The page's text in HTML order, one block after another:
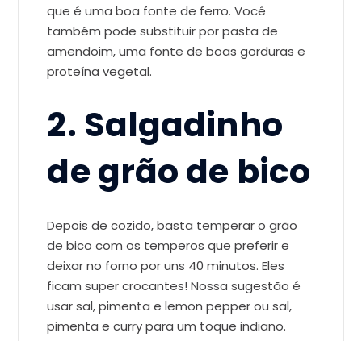
que é uma boa fonte de ferro. Você
também pode substituir por pasta de
amendoim, uma fonte de boas gorduras e
proteína vegetal.
2. Salgadinho
de grão de bico
Depois de cozido, basta temperar o grão
de bico com os temperos que preferir e
deixar no forno por uns 40 minutos. Eles
ficam super crocantes! Nossa sugestão é
usar sal, pimenta e lemon pepper ou sal,
pimenta e curry para um toque indiano.